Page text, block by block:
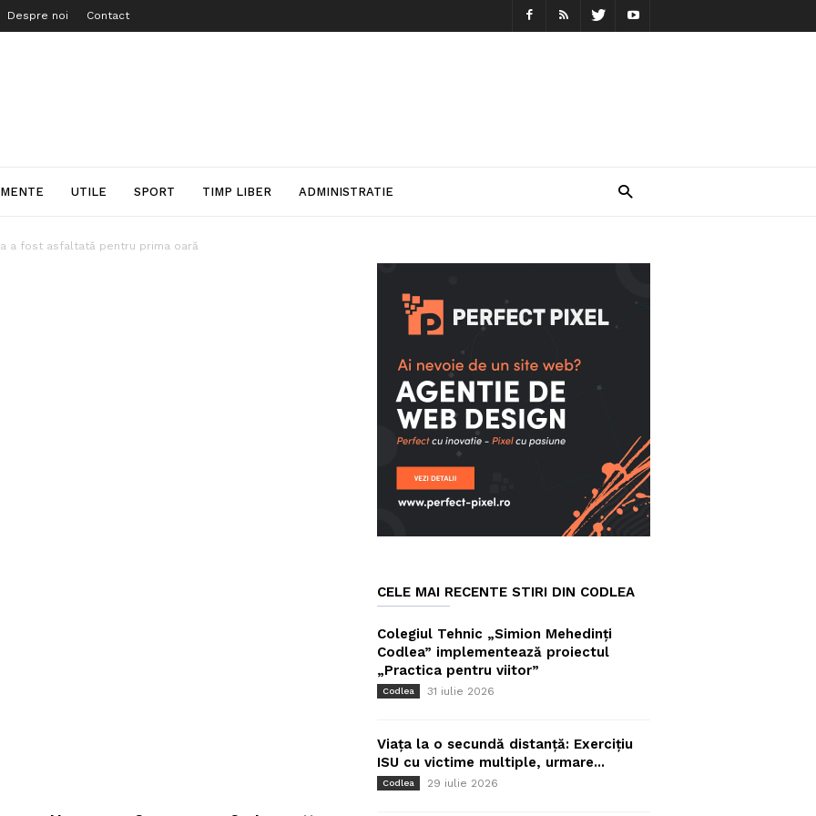
Despre noi Contact
UTILE SPORT TIMP LIBER ADMINISTRATIE
a fost asfaltată pentru prima oară
CELE MAI RECENTE STIRI DIN CODLEA
Colegiul Tehnic „Simion Mehedinți
Codlea” implementează proiectul
„Practica pentru viitor”
Codlea 31 iulie 2026
Viața la o secundă distanță: Exercițiu
ISU cu victime multiple, urmare...
Codlea 29 iulie 2026